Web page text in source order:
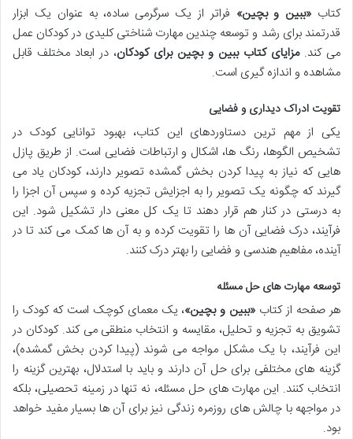
کتاب «ببین و بچین» فراتر از یک سرگرمی ساده، به عنوان یک ابزار
قدرتمند برای رشد و توسعه چندین مهارت شناختی کلیدی در کودکان عمل
می کند.مزایای کتاب ببین و بچین برای کودکان، در ابعاد مختلف قابل
مشاهده و اندازه گیری است.
تقویت ادراک دیداری و فضایی
یکی از مهم ترین دستاوردهای این کتاب، بهبود توانایی کودک در
تشخیص الگوها، رنگ ها، اشکال و ارتباطات فضایی است. از طریق پازل
هایی که نیاز به پیدا کردن بخش گمشده تصویر دارند، کودکان یاد می
گیرند که چگونه یک تصویر را به اجزایش تجزیه کرده و سپس آن اجزا را
به درستی در کنار هم قرار دهند تا یک کل معنی دار تشکیل شود. این
فرآیند، درک فضایی آن ها را تقویت کرده و به آن ها کمک می کند تا در
آینده، مفاهیم هندسی و فضایی را بهتر درک کنند.
توسعه مهارت های حل مسئله
هر صفحه از کتاب «ببین و بچین»، یک معمای کوچک است که کودک را
تشویق به تجزیه و تحلیل، مقایسه و انتخاب منطقی می کند. کودکان در
این فرآیند، با یک مشکل مواجه می شوند (پیدا کردن بخش گمشده)،
گزینه های مختلفی برای حل آن دارند و باید با استدلال، بهترین گزینه را
انتخاب کنند. این مهارت های حل مسئله، نه تنها در زمینه تحصیلی، بلکه
در مواجهه با چالش های روزمره زندگی نیز برای آن ها بسیار مفید خواهد
بود.